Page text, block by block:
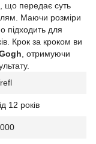
що передає суть
Маючи розміри
підходить для
Крок за кроком ви
, отримуючи
12 років